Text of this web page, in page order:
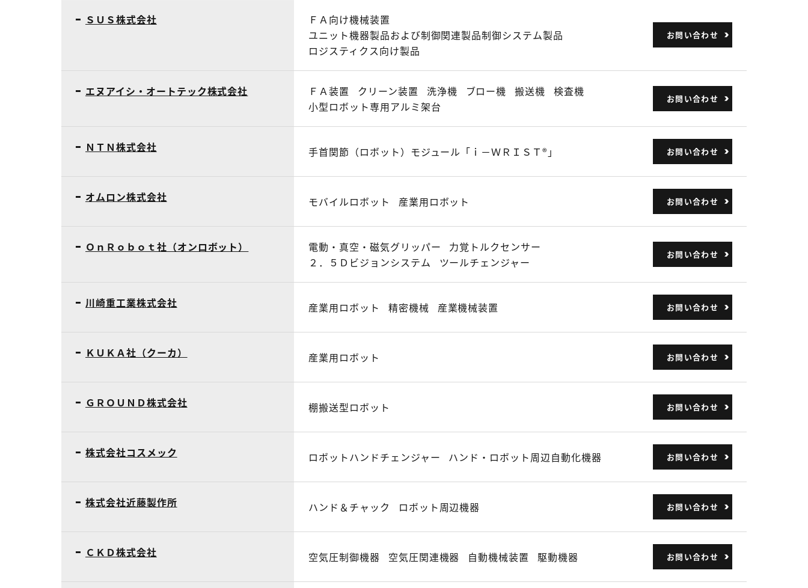
ＳＵＳ株式会社
ＦＡ向け機械装置
ユニット機器製品および制御関連製品制御システム製品
ロジスティクス向け製品
お問い合わせ
エヌアイシ・オートテック株式会社 ＦＡ装置 クリーン装置 洗浄機 ブロー機 搬送機
検査機
小型ロボット専用アルミ架台
お問い合わせ
ＮＴＮ株式会社 手首関節（ロボット）モジュール「ｉ－ＷＲＩＳＴ®」 お問い合わせ
オムロン株式会社 モバイルロボット 産業用ロボット お問い合わせ
ＯｎＲｏｂｏｔ社（オンロボット） 電動・真空・磁気グリッパー
力覚トルクセンサー
２．５Ｄビジョンシステム
ツールチェンジャー
お問い合わせ
川崎重工業株式会社 産業用ロボット 精密機械 産業機械装置 お問い合わせ
ＫＵＫＡ社（クーカ） 産業用ロボット お問い合わせ
ＧＲＯＵＮＤ株式会社 棚搬送型ロボット お問い合わせ
株式会社コスメック ロボットハンドチェンジャー ハンド・ロボット周辺自動化機器 お問い合わせ
株式会社近藤製作所 ハンド＆チャック ロボット周辺機器 お問い合わせ
ＣＫＤ株式会社 空気圧制御機器 空気圧関連機器 自動機械装置 駆動機器 お問い合わせ